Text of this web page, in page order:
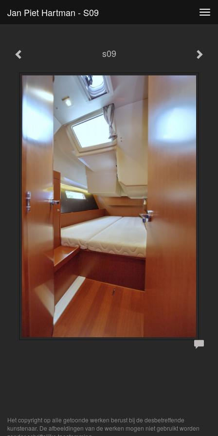
Jan Piet Hartman - S09
s09
Het copyright op alle getoonde werken berust bij de desbetreffende
kunstenaar. De afbeeldingen van de werken mogen niet gebruikt worden